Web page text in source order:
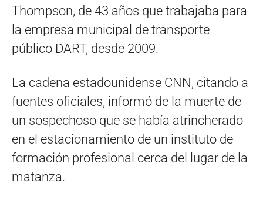
Thompson, de 43 años que trabajaba para
la empresa municipal de transporte
público DART, desde 2009.
La cadena estadounidense CNN, citando a
fuentes oficiales, informó de la muerte de
un sospechoso que se había atrincherado
en el estacionamiento de un instituto de
formación profesional cerca del lugar de la
matanza.